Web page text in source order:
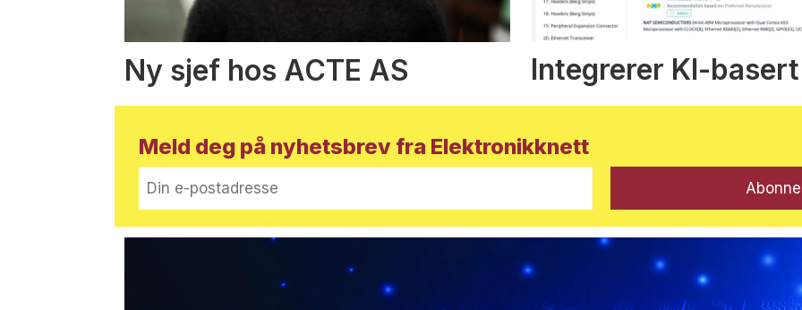
Ny sjef hos ACTE AS Integrerer KI-
Meld deg på nyhetsbrev fra Elektronikknett